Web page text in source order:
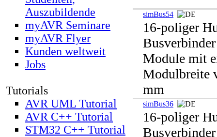
Auszubildende
myAVR Seminare
myAVR Flyer
Kunden weltweit
Jobs
Tutorials
AVR UML Tutorial
AVR C++ Tutorial
STM32 C++ Tutorial
simBus54
16-poliger
Module mit
Modulbreite
mm
simBus36
16-poliger